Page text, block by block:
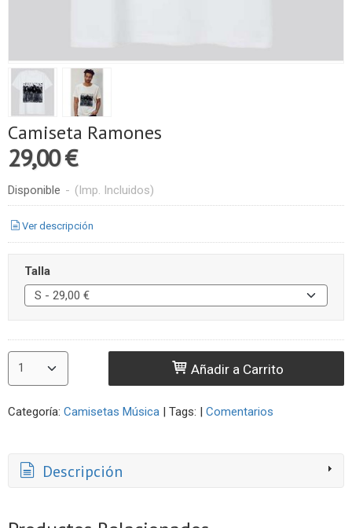
Camiseta Ramones
29,00 €
Disponible - (Imp. Incluidos)
Ver descripción
Talla
Añadir a Carrito
Categoría: Camisetas Música | Tags: | Comentarios
Descripción